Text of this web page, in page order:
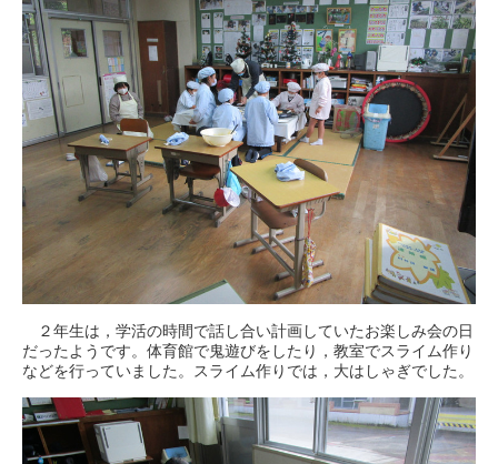
２年生は，学活の時間で話し合い計画していたお楽しみ会の日
だったようです。体育館で鬼遊びをしたり，教室でスライム作り
などを行っていました。スライム作りでは，大はしゃぎでした。